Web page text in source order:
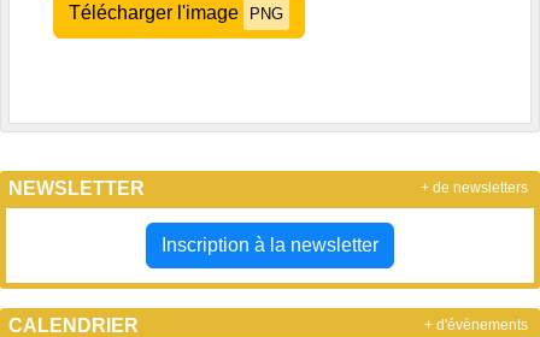
Télécharger l'image PNG
NEWSLETTER
Inscription à la newsletter
+ de newsletters
CALENDRIER + d'évènements